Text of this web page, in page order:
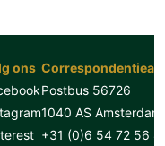
ons
Postbus 56726
1040 AS Amsterdam
+31 (0)6 54 72 56